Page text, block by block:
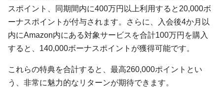
スポイント、同期間内に400万円以上利用すると20,000ボ
ーナスポイントが付与されます。さらに、入会後4か月以
内にAmazon内にある対象サービスを合計100万円を購入
すると、140,000ボーナスポイントが獲得可能です。
これらの特典を合計すると、最高260,000ポイントとい
う、非常に魅力的なリターンが期待できます。